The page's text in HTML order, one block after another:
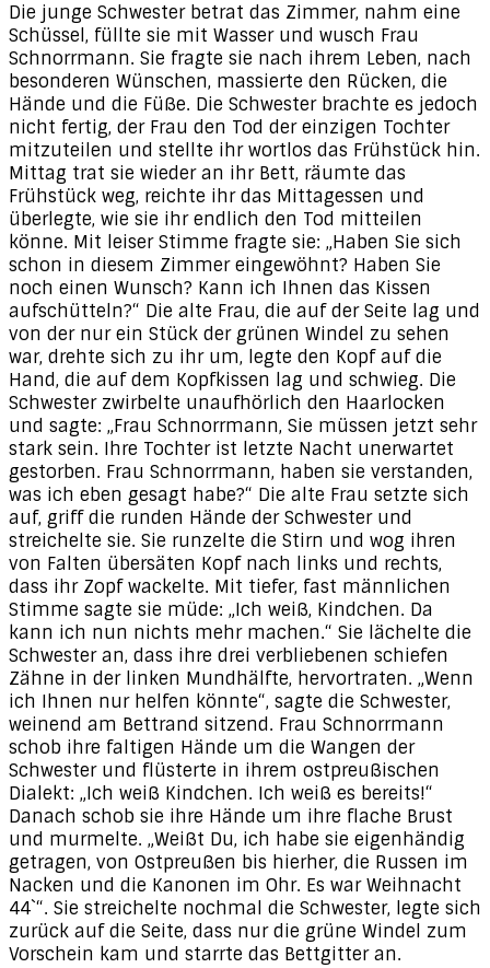
Die junge Schwester betrat das Zimmer, nahm eine
Schüssel, füllte sie mit Wasser und wusch Frau
Schnorrmann. Sie fragte sie nach ihrem Leben, nach
besonderen Wünschen, massierte den Rücken, die
Hände und die Füße. Die Schwester brachte es jedoch
nicht fertig, der Frau den Tod der einzigen Tochter
mitzuteilen und stellte ihr wortlos das Frühstück hin.
Mittag trat sie wieder an ihr Bett, räumte das
Frühstück weg, reichte ihr das Mittagessen und
überlegte, wie sie ihr endlich den Tod mitteilen
könne. Mit leiser Stimme fragte sie: „Haben Sie sich
schon in diesem Zimmer eingewöhnt? Haben Sie
noch einen Wunsch? Kann ich Ihnen das Kissen
aufschütteln?“ Die alte Frau, die auf der Seite lag und
von der nur ein Stück der grünen Windel zu sehen
war, drehte sich zu ihr um, legte den Kopf auf die
Hand, die auf dem Kopfkissen lag und schwieg. Die
Schwester zwirbelte unaufhörlich den Haarlocken
und sagte: „Frau Schnorrmann, Sie müssen jetzt sehr
stark sein. Ihre Tochter ist letzte Nacht unerwartet
gestorben. Frau Schnorrmann, haben sie verstanden,
was ich eben gesagt habe?“ Die alte Frau setzte sich
auf, griff die runden Hände der Schwester und
streichelte sie. Sie runzelte die Stirn und wog ihren
von Falten übersäten Kopf nach links und rechts,
dass ihr Zopf wackelte. Mit tiefer, fast männlichen
Stimme sagte sie müde: „Ich weiß, Kindchen. Da
kann ich nun nichts mehr machen.“ Sie lächelte die
Schwester an, dass ihre drei verbliebenen schiefen
Zähne in der linken Mundhälfte, hervortraten. „Wenn
ich Ihnen nur helfen könnte“, sagte die Schwester,
weinend am Bettrand sitzend. Frau Schnorrmann
schob ihre faltigen Hände um die Wangen der
Schwester und flüsterte in ihrem ostpreußischen
Dialekt: „Ich weiß Kindchen. Ich weiß es bereits!“
Danach schob sie ihre Hände um ihre flache Brust
und murmelte. „Weißt Du, ich habe sie eigenhändig
getragen, von Ostpreußen bis hierher, die Russen im
Nacken und die Kanonen im Ohr. Es war Weihnacht
44`“. Sie streichelte nochmal die Schwester, legte sich
zurück auf die Seite, dass nur die grüne Windel zum
Vorschein kam und starrte das Bettgitter an.